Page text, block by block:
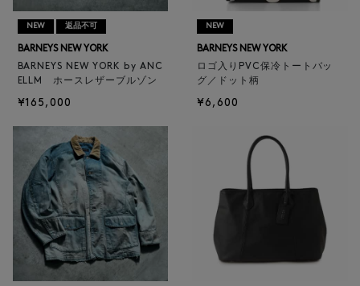
NEW 返品不可
BARNEYS NEW YORK
BARNEYS NEW YORK by ANC
ELLM ホースレザーブルゾン
¥165,000
NEW
BARNEYS NEW YORK
ロゴ入りPVC保冷トートバッ
グ／ドット柄
¥6,600